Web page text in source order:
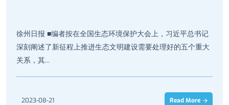
徐州日报 ■编者按在全国生态环境保护大会上，习近平总书记
深刻阐述了新征程上推进生态文明建设需要处理好的五个重大
关系，其...
2023-08-21 Read More